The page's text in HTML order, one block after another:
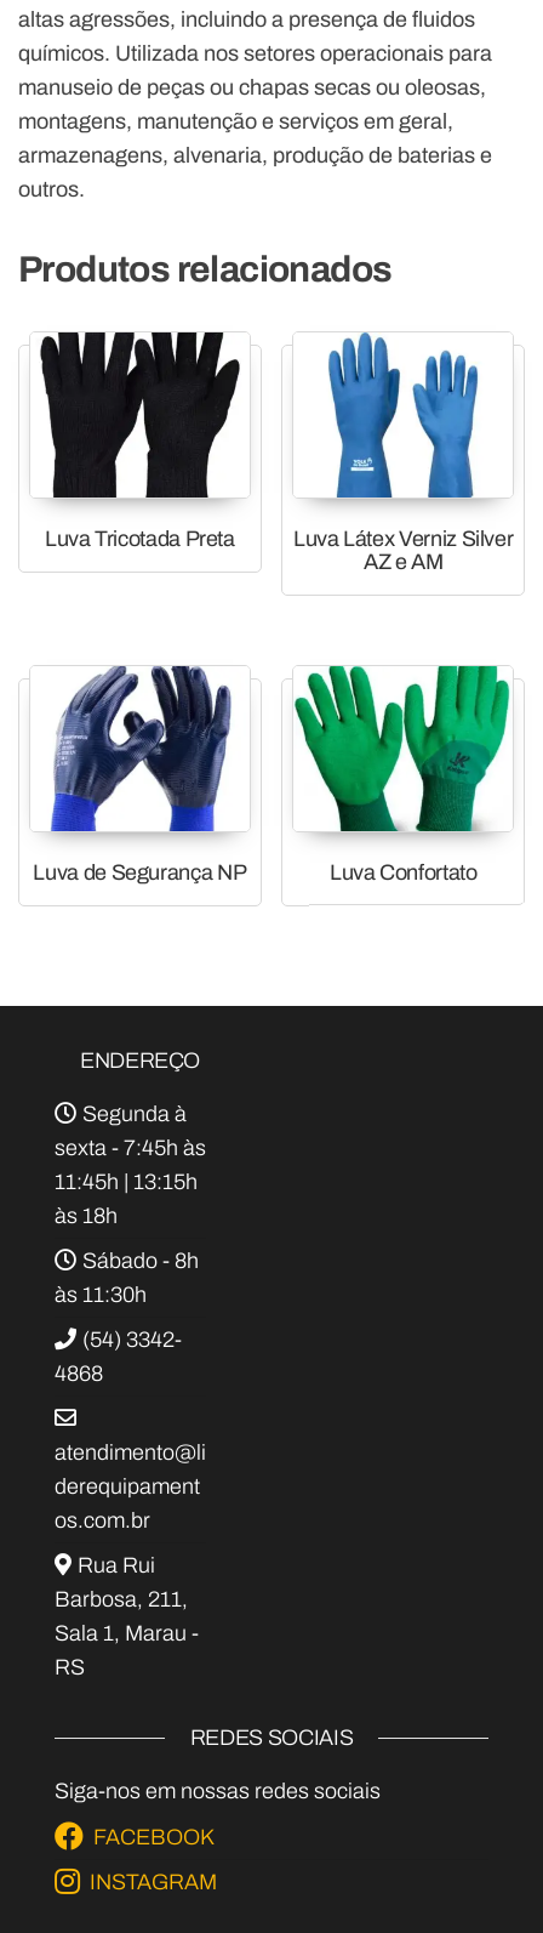
altas agressões, incluindo a presença de fluidos
químicos. Utilizada nos setores operacionais para
manuseio de peças ou chapas secas ou oleosas,
montagens, manutenção e serviços em geral,
armazenagens, alvenaria, produção de baterias e
outros.
Produtos relacionados
Luva Tricotada Preta
Luva Látex Verniz Silver
AZ e AM
Luva de Segurança NP Luva Confortato
ENDEREÇO
Segunda à
sexta - 7:45h às
11:45h | 13:15h
às 18h
Sábado - 8h
às 11:30h
(54) 3342-
4868
atendimento@li
derequipament
os.com.br
Rua Rui
Barbosa, 211,
Sala 1, Marau -
RS
REDES SOCIAIS
Siga-nos em nossas redes sociais
FACEBOOK
INSTAGRAM